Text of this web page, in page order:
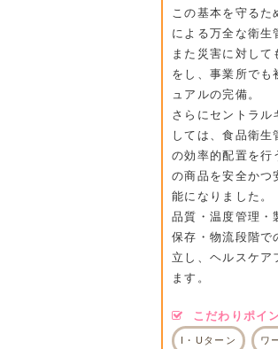
この基本を守るた
による万全な衛生
また災害に対し
をし、事業所でも
ュアルの完備。
さらにセントラル
しては、食品衛
の効率的配置を行
の商品を安全かつ
能になりました。
品質・温度管理・
保存・物流段階で
立し、ヘルスケア
ます。
こだわりポイ
I・Uターン ワ